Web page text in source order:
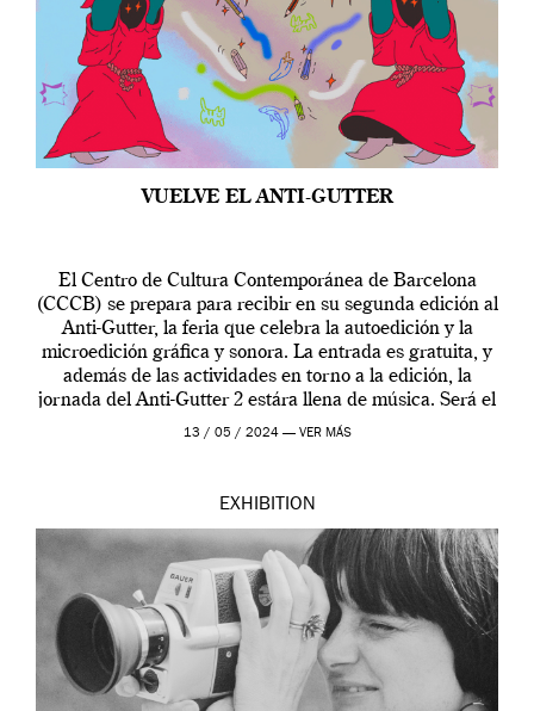
VUELVE EL ANTI-GUTTER
El Centro de Cultura Contemporánea de Barcelona
(CCCB) se prepara para recibir en su segunda edición al
Anti-Gutter, la feria que celebra la autoedición y la
microedición gráfica y sonora. La entrada es gratuita, y
además de las actividades en torno a la edición, la
jornada del Anti-Gutter 2 estára llena de música. Será el
[…]
13 / 05 / 2024 — VER MÁS
EXHIBITION